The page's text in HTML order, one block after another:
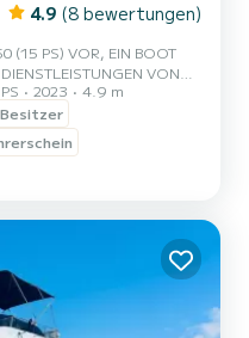
4.9 (8 bewertungen)
(15 PS) VOR, EIN BOOT
VON
IN UNSEREM
SURFEN UND
MIT DIESEM BOOT WIRST
AUF DER INSEL IBIZA
2023
4.9 m